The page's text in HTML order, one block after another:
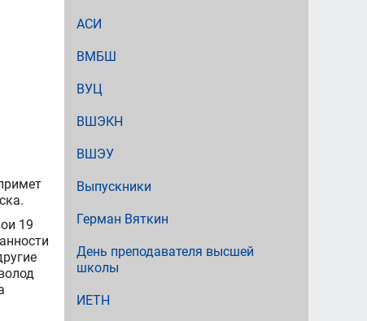
19
АСИ
ВМБШ
ВУЦ
ВШЭКН
ВШЭУ
Выпускники
Герман Вяткин
День преподавателя высшей
школы
ИЕТН